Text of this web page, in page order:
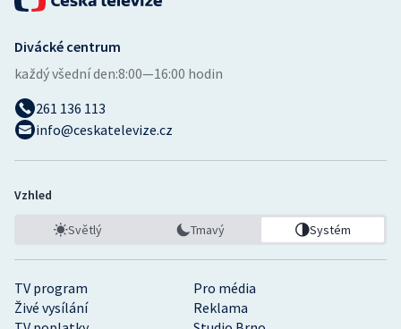
TV program
Pro média
Živé vysílání
Reklama
Divácké centrum
každý všední den:8:00—16:00 hodin
261 136 113
info@ceskatelevize.cz
Vzhled
Světlý Tmavý Systém